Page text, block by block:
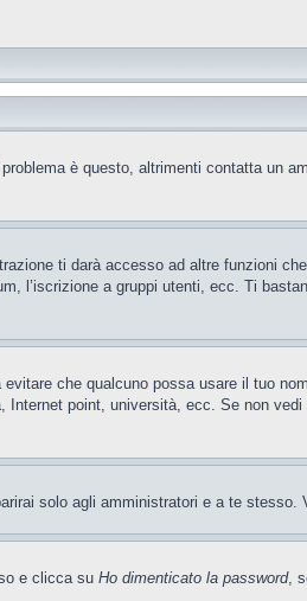
è questo, altrimenti contatta un
ti darà accesso ad altre funzioni
l’iscrizione a gruppi utenti, ecc. Ti
che qualcuno possa usare il tuo
point, università, ecc. Se non
solo agli amministratori e a te stesso.
e clicca su Ho dimenticato la password,